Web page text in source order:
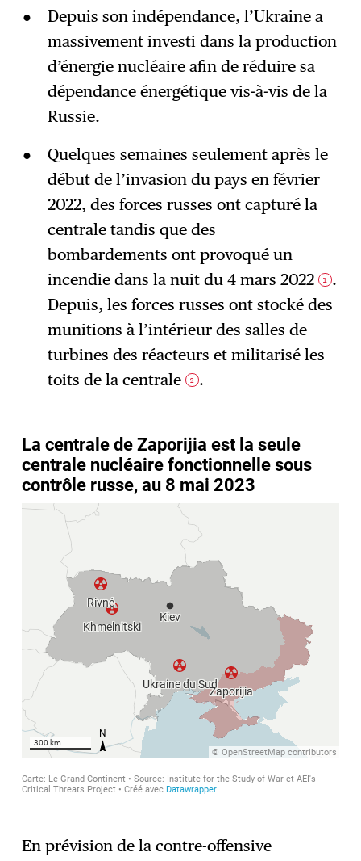
Depuis son indépendance, l’Ukraine a
massivement investi dans la production
d’énergie nucléaire afin de réduire sa
dépendance énergétique vis-à-vis de la
Russie.
Quelques semaines seulement après le
début de l’invasion du pays en février
2022, des forces russes ont capturé la
centrale tandis que des
bombardements ont provoqué un
incendie dans la nuit du 4 mars 2022
1 .
Depuis, les forces russes ont stocké des
munitions à l’intérieur des salles de
turbines des réacteurs et militarisé les
toits de la centrale
2 .
En prévision de la contre-offensive